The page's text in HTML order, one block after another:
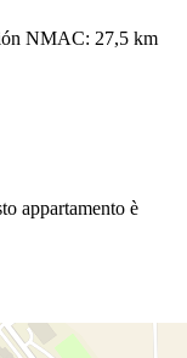
NMAC: 27,5 km
appartamento è